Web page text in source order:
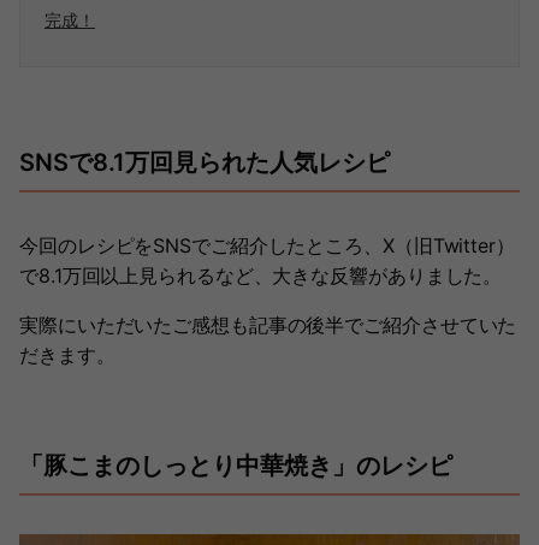
完成！
SNSで8.1万回見られた人気レシピ
今回のレシピをSNSでご紹介したところ、X（旧Twitter）
で8.1万回以上見られるなど、大きな反響がありました。
実際にいただいたご感想も記事の後半でご紹介させていた
だきます。
「豚こまのしっとり中華焼き」のレシピ